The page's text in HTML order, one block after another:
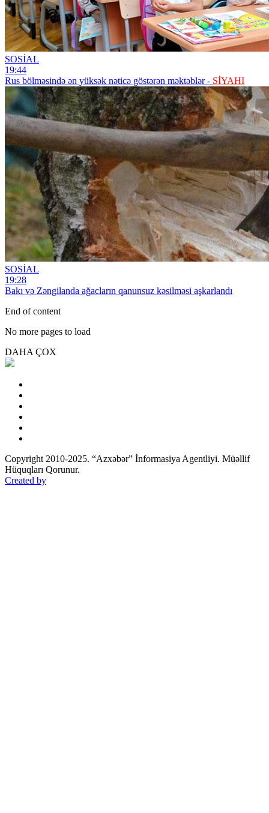
SOSİAL
19:44
Rus bölməsində ən yüksək nəticə göstərən məktəblər - SİYAHI
SOSİAL
19:28
Bakı və Zəngilanda ağacların qanunsuz kəsilməsi aşkarlandı
End of content
No more pages to load
DAHA ÇOX
Copyright 2010-2025. “Azxəbər” İnformasiya Agentliyi. Müəllif
Hüquqları Qorunur.
Created by